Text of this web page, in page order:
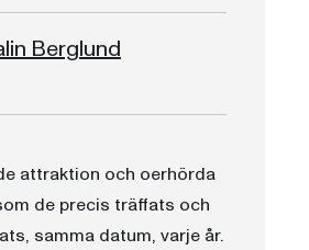
Berglund
attraktion och oerhörda
de precis träffats och
samma datum, varje år.